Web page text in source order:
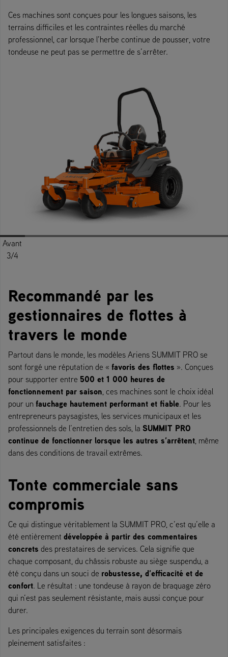
Ces machines sont conçues pour les longues saisons, les
terrains difficiles et les contraintes réelles du marché
professionnel, car lorsque l’herbe continue de pousser, votre
tondeuse ne peut pas se permettre de s’arrêter.
Avant
3/4
Recommandé par les
gestionnaires de flottes à
travers le monde
Partout dans le monde, les modèles Ariens SUMMIT PRO se
sont forgé une réputation de « favoris des flottes ». Conçues
pour supporter entre 500 et 1 000 heures de
fonctionnement par saison, ces machines sont le choix idéal
pour un fauchage hautement performant et fiable. Pour les
entrepreneurs paysagistes, les services municipaux et les
professionnels de l’entretien des sols, la SUMMIT PRO
continue de fonctionner lorsque les autres s’arrêtent, même
dans des conditions de travail extrêmes.
Tonte commerciale sans
compromis
Ce qui distingue véritablement la SUMMIT PRO, c’est qu’elle a
été entièrement développée à partir des commentaires
concrets des prestataires de services. Cela signifie que
chaque composant, du châssis robuste au siège suspendu, a
été conçu dans un souci de robustesse, d’efficacité et de
confort. Le résultat : une tondeuse à rayon de braquage zéro
qui n’est pas seulement résistante, mais aussi conçue pour
durer.
Les principales exigences du terrain sont désormais
pleinement satisfaites :